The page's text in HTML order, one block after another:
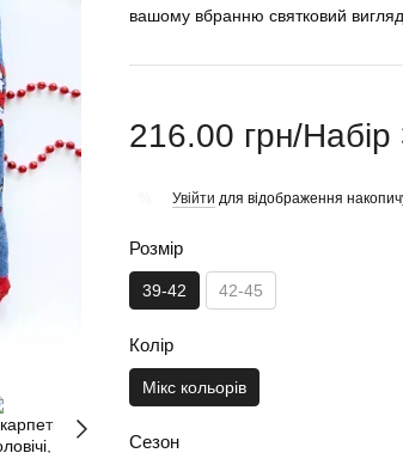
вашому вбранню святковий
216.00 грн/Набір
Увійти для відображення
Розмір
39-42 42-45
Колір
Мікс кольорів
Сезон